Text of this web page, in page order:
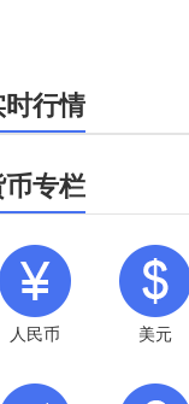
时行情
币专栏
人民币 美元